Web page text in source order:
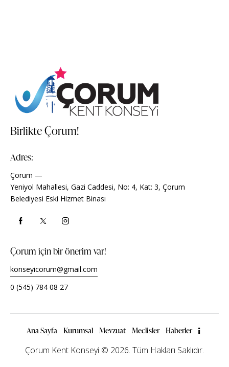
Birlikte Çorum!
Adres:
Çorum —
Yeniyol Mahallesi, Gazi Caddesi, No: 4, Kat: 3, Çorum
Belediyesi Eski Hizmet Binası
Çorum için bir önerim var!
konseyicorum@gmail.com
0 (545) 784 08 27
Ana Sayfa Kurumsal Mevzuat Meclisler Haberler
Çorum Kent Konseyi © 2026. Tüm Hakları Saklıdır.